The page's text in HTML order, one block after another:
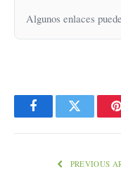
Algunos enlaces
FacebookTwitter
PREVIOUS